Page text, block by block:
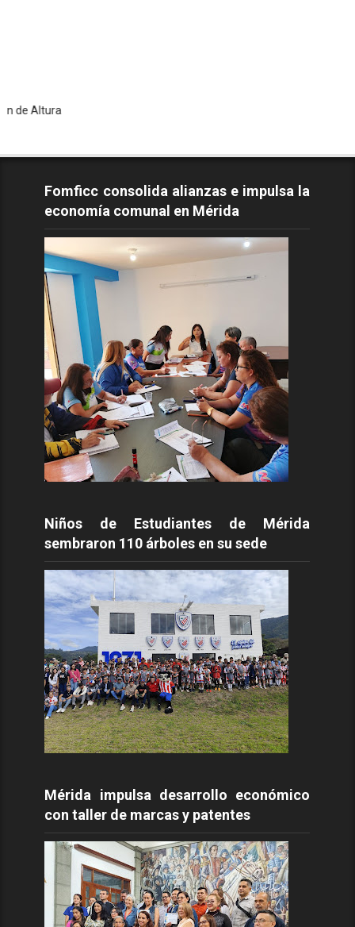
Fomficc consolida alianzas e impulsa la
economía comunal en Mérida
Niños de Estudiantes de Mérida
sembraron 110 árboles en su sede
Mérida impulsa desarrollo económico
con taller de marcas y patentes